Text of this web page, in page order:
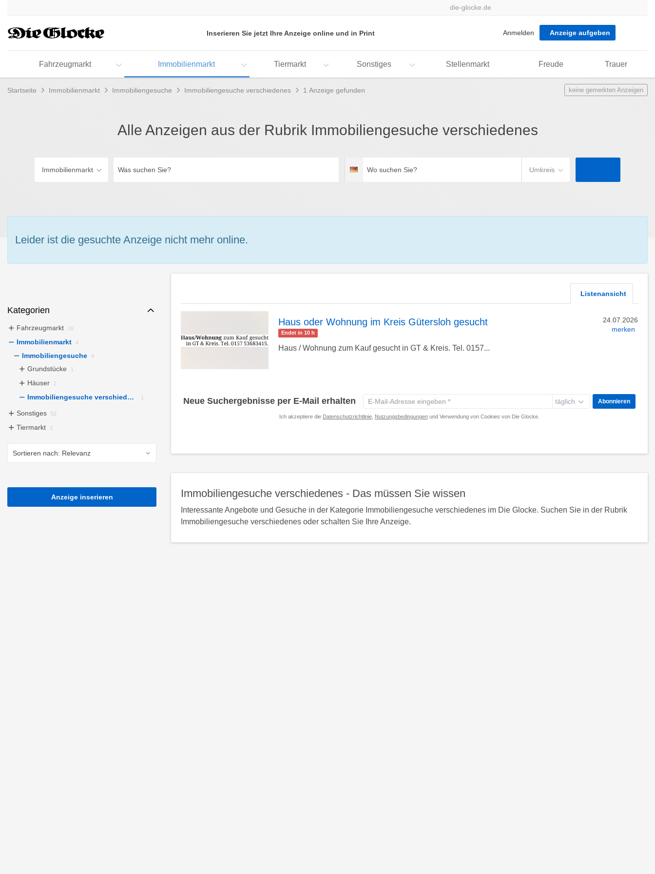
aktivieren
zur
die-glocke.de
Inserieren Sie jetzt Ihre Anzeige online und in Print Anmelden Anzeige aufgeben
Fahrzeugmarkt Immobilienmarkt Tiermarkt Sonstiges Stellenmarkt Freude Trauer
Startseite Immobilienmarkt Immobiliengesuche Immobiliengesuche verschiedenes 1 Anzeige gefunden keine gemerkten Anzeigen
Alle Anzeigen aus der Rubrik Immobiliengesuche verschiedenes
Immobilienmarkt
suchen
Deutschland
suchen
Umkreis
Leider ist die gesuchte Anzeige nicht mehr online.
Kategorien
Fahrzeugmarkt 16
Immobilienmarkt 4
Immobiliengesuche 4
Grundstücke 1
Häuser 2
Immobiliengesuche verschiedenes 1
Sonstiges 52
Tiermarkt 3
Anzeige inserieren
Listenansicht
zur
Detailseite
Haus oder Wohnung im Kreis Gütersloh gesucht
Endet in 10 h
Haus / Wohnung zum Kauf gesucht in GT & Kreis. Tel. 0157...
24.07.2026
merken
Neue Suchergebnisse per E-Mail erhalten
E-
Mail-
*
täglich Abonnieren
Ich akzeptiere die Datenschutzrichtlinie Nutzungsbedingungen und Verwendung von Cookies von Die Glocke.
Immobiliengesuche verschiedenes - Das müssen Sie wissen
Interessante Angebote und Gesuche in der Kategorie Immobiliengesuche verschiedenes im Die Glocke. Suchen Sie in der Rubrik
Immobiliengesuche verschiedenes oder schalten Sie Ihre Anzeige.